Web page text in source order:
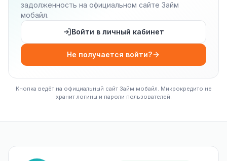
задолженность на официальном сайте Займ
мобайл.
Войти в личный кабинет
Не получается войти?
Кнопка ведёт на официальный сайт Займ мобайл. Микрокредито не
хранит логины и пароли пользователей.